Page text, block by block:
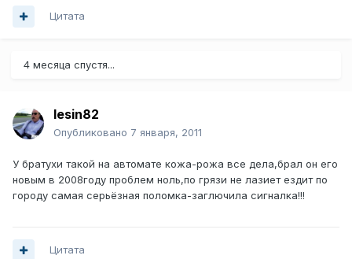
Цитата
4 месяца спустя...
lesin82
Опубликовано 7 января, 2011
У братухи такой на автомате кожа-рожа все дела,брал он его
новым в 2008году проблем ноль,по грязи не лазиет ездит по
городу самая серьёзная поломка-заглючила сигналка!!!
Цитата